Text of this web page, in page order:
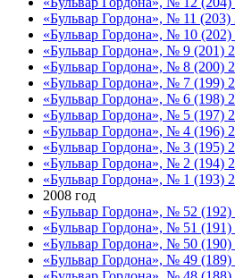
«Бульвар Гордона», № 11 (203)
«Бульвар Гордона», № 10 (202)
«Бульвар Гордона», № 9 (201)
«Бульвар Гордона», № 8 (200)
«Бульвар Гордона», № 7 (199)
«Бульвар Гордона», № 6 (198)
«Бульвар Гордона», № 5 (197)
«Бульвар Гордона», № 4 (196)
«Бульвар Гордона», № 3 (195)
«Бульвар Гордона», № 2 (194)
«Бульвар Гордона», № 1 (193)
2008 год
«Бульвар Гордона», № 52 (192)
«Бульвар Гордона», № 51 (191)
«Бульвар Гордона», № 50 (190)
«Бульвар Гордона», № 49 (189)